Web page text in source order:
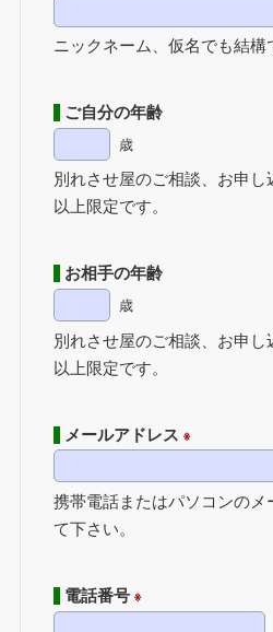
ニックネーム、仮名でも結構
ご自分の年齢
歳
別れさせ屋のご相談、お申し
以上限定です。
お相手の年齢
歳
別れさせ屋のご相談、お申し
以上限定です。
メールアドレス ※
携帯電話またはパソコンのメ
て下さい。
電話番号 ※